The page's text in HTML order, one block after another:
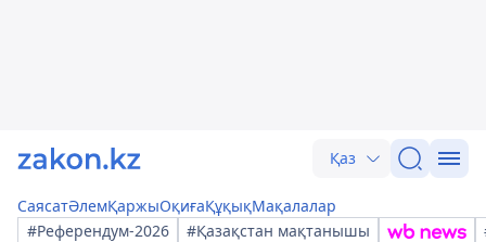
Қаз
СаясатӘлемҚаржыОқиғаҚұқықМақалалар
#Референдум-2026
#Қазақстан мақтанышы